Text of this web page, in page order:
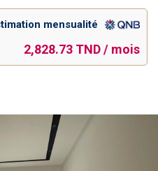
mensualité
2,828.73 TND / mois